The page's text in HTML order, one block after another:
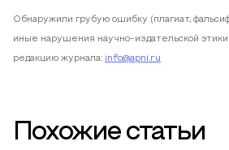
Обнаружили грубую ошибку (плагиат,
иные нарушения научно-издательской
редакцию журнала: info@apni.ru
Похожие статьи